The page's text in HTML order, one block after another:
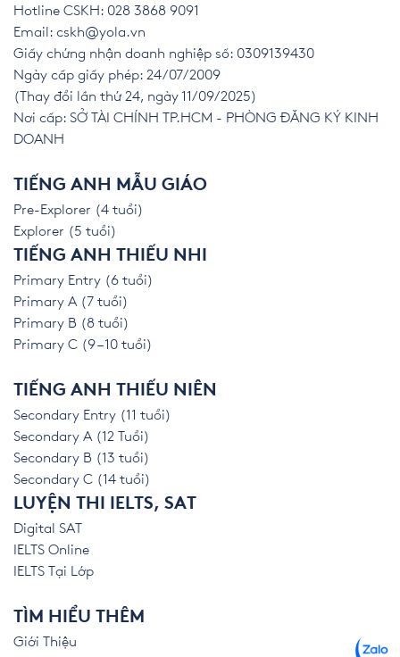
Hotline CSKH: 028 3868 9091
Email: cskh@yola.vn
Giấy chứng nhận doanh nghiệp số: 0309139430
Ngày cấp giấy phép: 24/07/2009
(Thay đổi lần thứ 24, ngày 11/09/2025)
Nơi cấp: SỞ TÀI CHÍNH TP.HCM - PHÒNG ĐĂNG KÝ KINH
DOANH
TIẾNG ANH MẪU GIÁO
Pre-Explorer (4 tuổi)
Explorer (5 tuổi)
TIẾNG ANH THIẾU NHI
Primary Entry (6 tuổi)
Primary A (7 tuổi)
Primary B (8 tuổi)
Primary C (9 – 10 tuổi)
TIẾNG ANH THIẾU NIÊN
Secondary Entry (11 tuổi)
Secondary A (12 Tuổi)
Secondary B (13 tuổi)
Secondary C (14 tuổi)
LUYỆN THI IELTS, SAT
Digital SAT
IELTS Online
IELTS Tại Lớp
TÌM HIỂU THÊM
Giới Thiệu